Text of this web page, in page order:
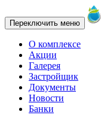
Переключить меню
О комплексе
Акции
Галерея
Застройщик
Документы
Новости
Банки